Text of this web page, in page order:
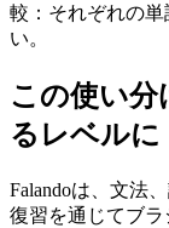
較：それぞれの
い。
この使い分
るレベルに
Falandoは、文法
復習を通じてブ